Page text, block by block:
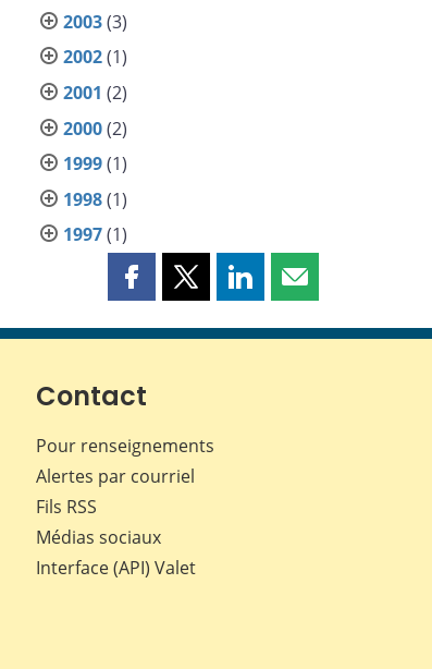
2003(3)
2002(1)
2001 (2)
2000(2)
1999(1)
1998(1)
1997(1)
Partager
page
Facebook
Partager
page
Partager
page
Partager
page
Contact
Pour renseignements
Alertes par courriel
Fils RSS
Médias sociaux
Interface (API) Valet